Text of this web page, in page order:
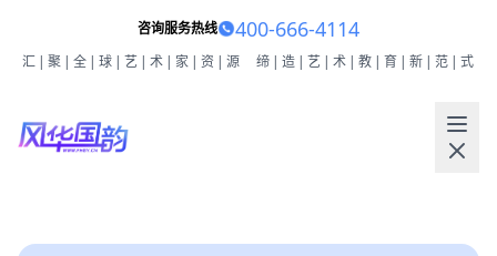
咨询服务热线 400-666-4114
汇|聚|全|球|艺|术|家|资|源 缔|造|艺|术|教|育|新|范|式